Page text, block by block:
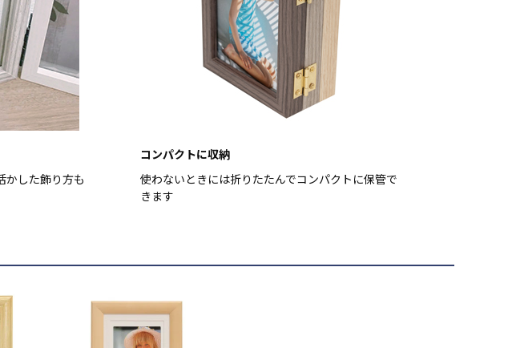
かした飾り方も
コンパクトに収納
使わないときには折りたたんでコンパクトに保管で
きます